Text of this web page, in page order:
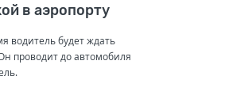
в аэропорту
водитель будет ждать
проводит до автомобиля